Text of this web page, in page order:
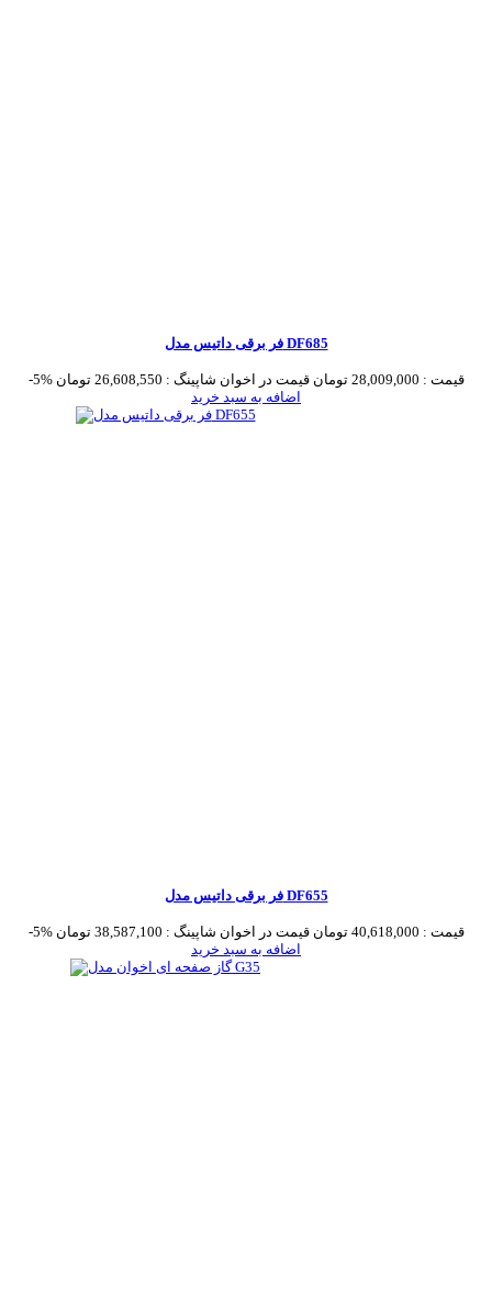
فر برقی داتیس مدل DF685
-5% قیمت : 28,009,000 تومان قیمت در اخوان شاپینگ : 26,608,550 تومان
اضافه به سبد خرید
فر برقی داتیس مدل DF655
-5% قیمت : 40,618,000 تومان قیمت در اخوان شاپینگ : 38,587,100 تومان
اضافه به سبد خرید